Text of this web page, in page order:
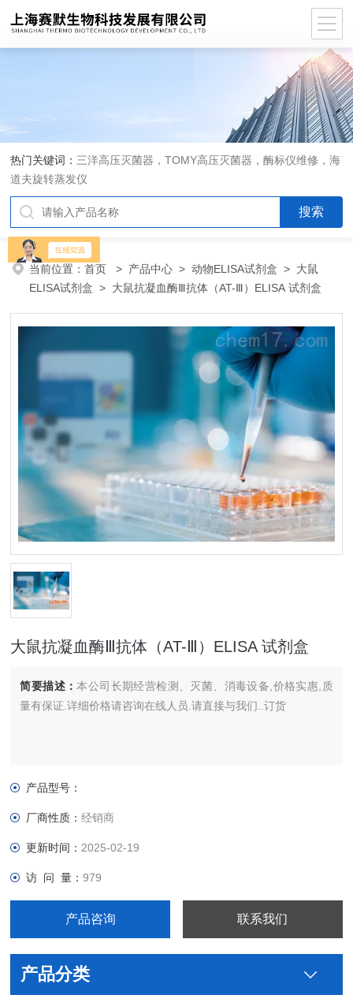
热门关键词： 三洋高压灭菌器，TOMY高压灭菌器，酶标仪维修，海
道夫旋转蒸发仪
当前位置：首页 > 产品中心 >动物ELISA试剂盒 > 大鼠
ELISA试剂盒 > 大鼠抗凝血酶Ⅲ抗体（AT-Ⅲ）ELISA 试剂盒
大鼠抗凝血酶Ⅲ抗体（AT-Ⅲ）ELISA 试剂盒
简要描述：本公司长期经营检测、灭菌、消毒设备,价格实惠,质
量有保证.详细价格请咨询在线人员.请直接与我们..订货
产品型号：
厂商性质：经销商
更新时间： 2025-02-19
访 问 量：979
产品咨询 联系我们
产品分类